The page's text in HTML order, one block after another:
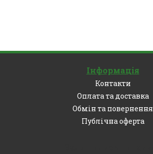
Інформація
Контакти
Оплата та доставка
Обмін та повернення
Публічна оферта